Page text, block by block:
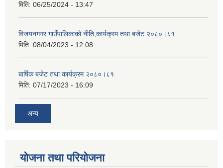
मिति: 06/25/2024 - 13:47
विजयनगगर गाउँपालिकाको नीति,कार्यक्रम तथा बजेट २०८०।८१
मिति: 08/04/2023 - 12:08
बार्षिक बजेट तथा कार्यक्रम २०८०।८१
मिति: 07/17/2023 - 16:09
अन्य
योजना तथा परियोजना